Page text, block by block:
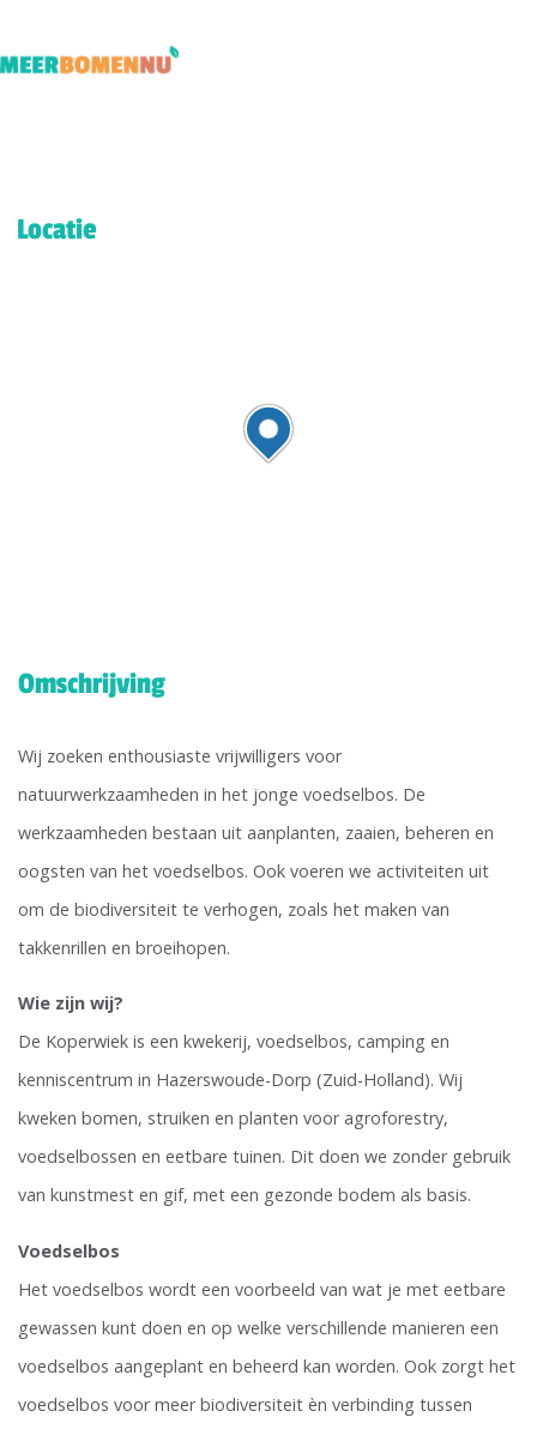
Locatie
Omschrijving
Wij zoeken enthousiaste vrijwilligers voor
natuurwerkzaamheden in het jonge voedselbos. De
werkzaamheden bestaan uit aanplanten, zaaien, beheren en
oogsten van het voedselbos. Ook voeren we activiteiten uit
om de biodiversiteit te verhogen, zoals het maken van
takkenrillen en broeihopen.
Wie zijn wij?
De Koperwiek is een kwekerij, voedselbos, camping en
kenniscentrum in Hazerswoude-Dorp (Zuid-Holland). Wij
kweken bomen, struiken en planten voor agroforestry,
voedselbossen en eetbare tuinen. Dit doen we zonder gebruik
van kunstmest en gif, met een gezonde bodem als basis.
Voedselbos
Het voedselbos wordt een voorbeeld van wat je met eetbare
gewassen kunt doen en op welke verschillende manieren een
voedselbos aangeplant en beheerd kan worden. Ook zorgt het
voedselbos voor meer biodiversiteit èn verbinding tussen